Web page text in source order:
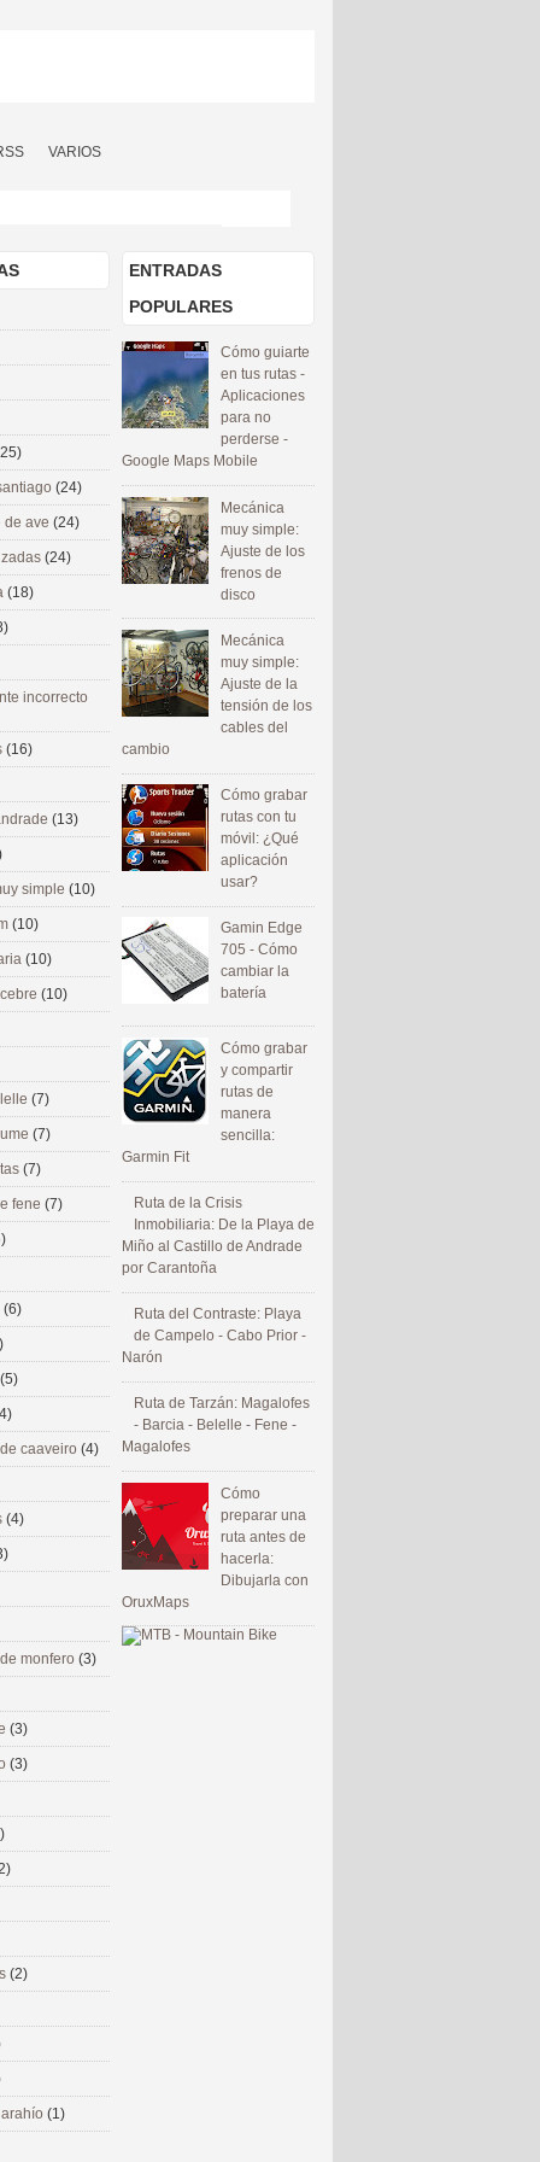
VARIOS
ENTRADAS
POPULARES
Cómo guiarte
en tus rutas -
Aplicaciones
para no
perderse -
Google Maps Mobile
Mecánica
muy simple:
Ajuste de los
frenos de
disco
Mecánica
muy simple:
Ajuste de la
tensión de los
cables del
cambio
Cómo grabar
rutas con tu
móvil: ¿Qué
aplicación
usar?
Gamin Edge
705 - Cómo
cambiar la
batería
Cómo grabar
y compartir
rutas de
manera
sencilla:
Garmin Fit
Ruta de la Crisis
Inmobiliaria: De la Playa de
Miño al Castillo de Andrade
por Carantoña
Ruta del Contraste: Playa
de Campelo - Cabo Prior -
Narón
Ruta de Tarzán: Magalofes
- Barcia - Belelle - Fene -
Magalofes
Cómo
preparar una
ruta antes de
hacerla:
Dibujarla con
OruxMaps
(24)
de ave (24)
(24)
(18)
incorrecto
(16)
(13)
simple (10)
(10)
(10)
(10)
(7)
(7)
(7)
fene (7)
(6)
(5)
caaveiro (4)
(4)
monfero (3)
(3)
(3)
(2)
(1)